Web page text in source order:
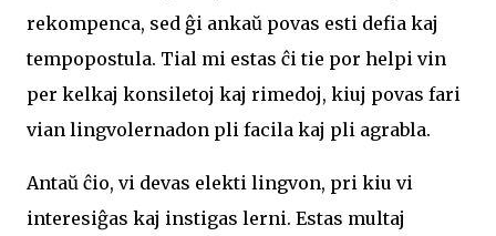
rekompenca, sed ĝi ankaŭ povas esti defia kaj
tempopostula. Tial mi estas ĉi tie por helpi vin
per kelkaj konsiletoj kaj rimedoj, kiuj povas fari
vian lingvolernadon pli facila kaj pli agrabla.
Antaŭ ĉio, vi devas elekti lingvon, pri kiu vi
interesiĝas kaj instigas lerni. Estas multaj